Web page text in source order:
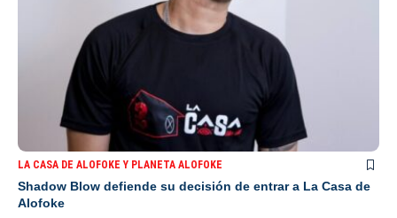
LA CASA DE ALOFOKE Y PLANETA ALOFOKE
Shadow Blow defiende su decisión de entrar a La Casa de
Alofoke